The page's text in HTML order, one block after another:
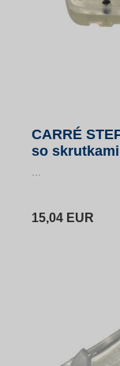
CARRÉ
so
15,04 EUR